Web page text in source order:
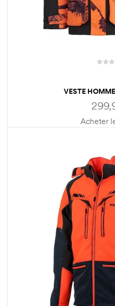
VESTE
Acheter